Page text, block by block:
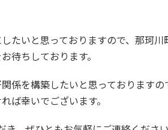
たいと思っておりますので、那珂
待ちしております。
係を構築したいと思っております
ば幸いでございます。